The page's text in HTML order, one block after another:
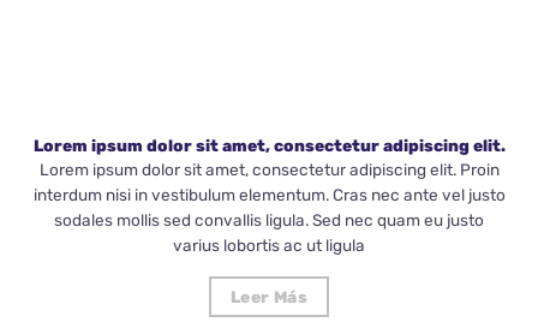
Lorem ipsum dolor sit amet, consectetur adipiscing elit.
Lorem ipsum dolor sit amet, consectetur adipiscing elit. Proin
interdum nisi in vestibulum elementum. Cras nec ante vel justo
sodales mollis sed convallis ligula. Sed nec quam eu justo
varius lobortis ac ut ligula
Leer Más